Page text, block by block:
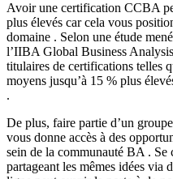
Avoir une certification CCBA
plus élevés car cela vous
domaine . Selon une étude
l’IIBA Global Business
titulaires de certifications telles
moyens jusqu’à 15 % plus
.
De plus, faire partie d’un
vous donne accès à des
sein de la communauté BA . Se
partageant les mêmes idées via